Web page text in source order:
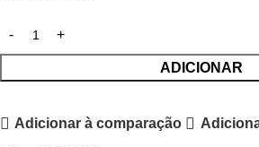
ADICIONAR
Adicionar à comparação